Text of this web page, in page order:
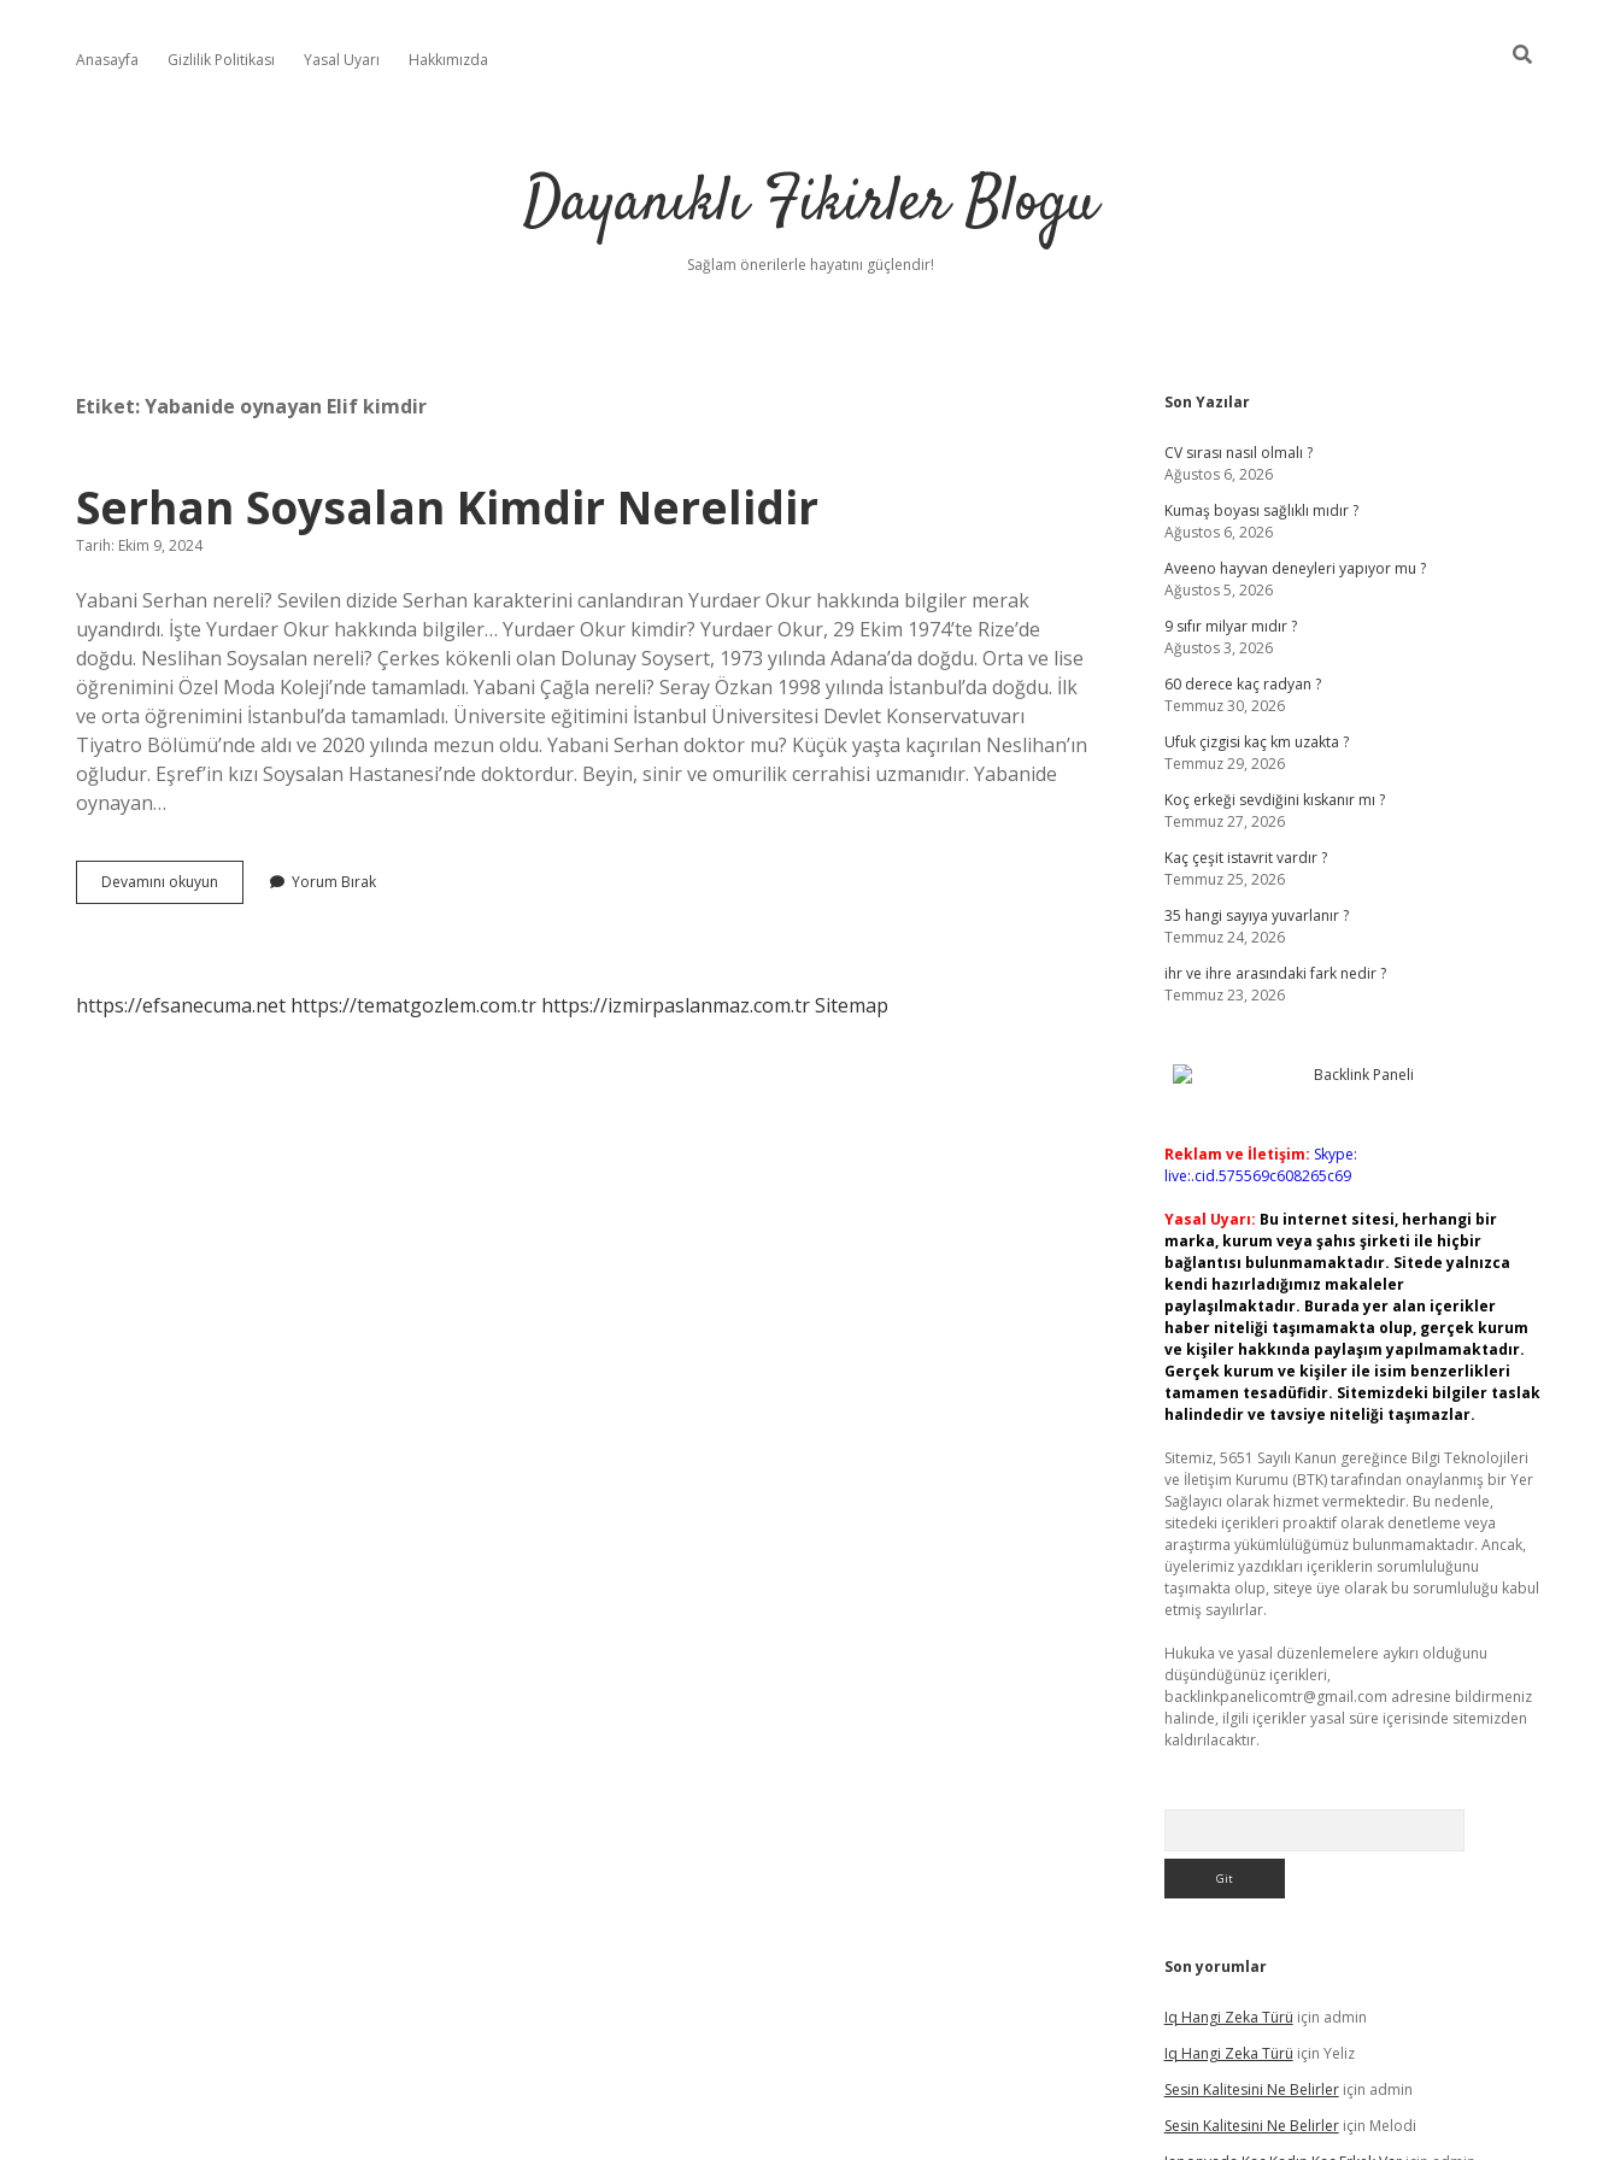
Anasayfa Gizlilik Politikası Yasal Uyarı Hakkımızda
Dayanıklı Fikirler Blogu
Sağlam önerilerle hayatını güçlendir!
Etiket:Yabanide oynayan Elif kimdir
Serhan Soysalan Kimdir Nerelidir
Tarih: Ekim 9, 2024
Yabani Serhan nereli? Sevilen dizide Serhan karakterini canlandıran Yurdaer Okur hakkında bilgiler merak
uyandırdı. İşte Yurdaer Okur hakkında bilgiler… Yurdaer Okur kimdir? Yurdaer Okur, 29 Ekim 1974’te Rize’de
doğdu. Neslihan Soysalan nereli? Çerkes kökenli olan Dolunay Soysert, 1973 yılında Adana’da doğdu. Orta ve lise
öğrenimini Özel Moda Koleji’nde tamamladı. Yabani Çağla nereli? Seray Özkan 1998 yılında İstanbul’da doğdu. İlk
ve orta öğrenimini İstanbul’da tamamladı. Üniversite eğitimini İstanbul Üniversitesi Devlet Konservatuvarı
Tiyatro Bölümü’nde aldı ve 2020 yılında mezun oldu. Yabani Serhan doktor mu? Küçük yaşta kaçırılan Neslihan’ın
oğludur. Eşref’in kızı Soysalan Hastanesi’nde doktordur. Beyin, sinir ve omurilik cerrahisi uzmanıdır. Yabanide
oynayan…
Devamını okuyun
Soysalan
Yorum Bırak
https://efsanecuma.net https://tematgozlem.com.tr https://izmirpaslanmaz.com.trSitemap
Sidebar
Son Yazılar
CV sırası nasıl olmalı ?
Ağustos 6, 2026
Kumaş boyası sağlıklı mıdır ?
Ağustos 6, 2026
Aveeno hayvan deneyleri yapıyor mu ?
Ağustos 5, 2026
9 sıfır milyar mıdır ?
Ağustos 3, 2026
60 derece kaç radyan ?
Temmuz 30, 2026
Ufuk çizgisi kaç km uzakta ?
Temmuz 29, 2026
Koç erkeği sevdiğini kıskanır mı ?
Temmuz 27, 2026
Kaç çeşit istavrit vardır ?
Temmuz 25, 2026
35 hangi sayıya yuvarlanır ?
Temmuz 24, 2026
ihr ve ihre arasındaki fark nedir ?
Temmuz 23, 2026
Reklam ve İletişim: Skype:
live:.cid.575569c608265c69
Yasal Uyarı: Bu internet sitesi, herhangi bir
marka, kurum veya şahıs şirketi ile hiçbir
bağlantısı bulunmamaktadır. Sitede yalnızca
kendi hazırladığımız makaleler
paylaşılmaktadır. Burada yer alan içerikler
haber niteliği taşımamakta olup, gerçek kurum
ve kişiler hakkında paylaşım yapılmamaktadır.
Gerçek kurum ve kişiler ile isim benzerlikleri
tamamen tesadüfidir. Sitemizdeki bilgiler taslak
halindedir ve tavsiye niteliği taşımazlar.
Sitemiz, 5651 Sayılı Kanun gereğince Bilgi Teknolojileri
ve İletişim Kurumu (BTK) tarafından onaylanmış bir Yer
Sağlayıcı olarak hizmet vermektedir. Bu nedenle,
sitedeki içerikleri proaktif olarak denetleme veya
araştırma yükümlülüğümüz bulunmamaktadır. Ancak,
üyelerimiz yazdıkları içeriklerin sorumluluğunu
taşımakta olup, siteye üye olarak bu sorumluluğu kabul
etmiş sayılırlar.
Hukuka ve yasal düzenlemelere aykırı olduğunu
düşündüğünüz içerikleri,
backlinkpanelicomtr@gmail.com adresine bildirmeniz
halinde, ilgili içerikler yasal süre içerisinde sitemizden
kaldırılacaktır.
Son yorumlar
Iq Hangi Zeka Türü için admin
Iq Hangi Zeka Türü için Yeliz
Sesin Kalitesini Ne Belirleriçin admin
Sesin Kalitesini Ne Belirleriçin Melodi